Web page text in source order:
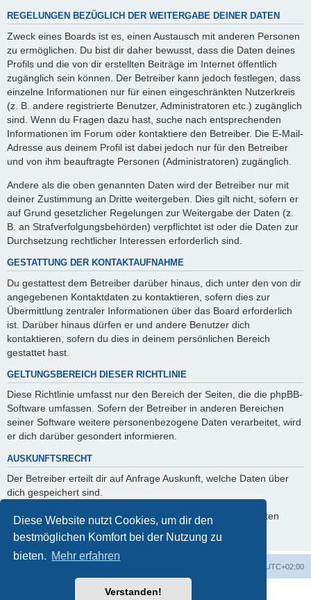
Diese Website nutzt Cookies, um dir den
bestmöglichen Komfort bei der Nutzung zu
bieten. Mehr erfahren
Verstanden!
REGELUNGEN BEZÜGLICH DER WEITERGABE DEINER DATEN
Zweck eines Boards ist es, einen Austausch mit anderen Personen
zu ermöglichen. Du bist dir daher bewusst, dass die Daten deines
Profils und die von dir erstellten Beiträge im Internet öffentlich
zugänglich sein können. Der Betreiber kann jedoch festlegen, dass
einzelne Informationen nur für einen eingeschränkten Nutzerkreis
(z. B. andere registrierte Benutzer, Administratoren etc.) zugänglich
sind. Wenn du Fragen dazu hast, suche nach entsprechenden
Informationen im Forum oder kontaktiere den Betreiber. Die E-Mail-
Adresse aus deinem Profil ist dabei jedoch nur für den Betreiber
und von ihm beauftragte Personen (Administratoren) zugänglich.
Andere als die oben genannten Daten wird der Betreiber nur mit
deiner Zustimmung an Dritte weitergeben. Dies gilt nicht, sofern er
auf Grund gesetzlicher Regelungen zur Weitergabe der Daten (z.
B. an Strafverfolgungsbehörden) verpflichtet ist oder die Daten zur
Durchsetzung rechtlicher Interessen erforderlich sind.
GESTATTUNG DER KONTAKTAUFNAHME
Du gestattest dem Betreiber darüber hinaus, dich unter den von dir
angegebenen Kontaktdaten zu kontaktieren, sofern dies zur
Übermittlung zentraler Informationen über das Board erforderlich
ist. Darüber hinaus dürfen er und andere Benutzer dich
kontaktieren, sofern du dies in deinem persönlichen Bereich
gestattet hast.
GELTUNGSBEREICH DIESER RICHTLINIE
Diese Richtlinie umfasst nur den Bereich der Seiten, die die phpBB-
Software umfassen. Sofern der Betreiber in anderen Bereichen
seiner Software weitere personenbezogene Daten verarbeitet, wird
er dich darüber gesondert informieren.
AUSKUNFTSRECHT
Der Betreiber erteilt dir auf Anfrage Auskunft, welche Daten über
dich gespeichert sind.
Du kannst jederzeit die Löschung bzw. Sperrung deiner Daten
verlangen. Kontaktiere hierzu bitte den Betreiber.
UTC+02:00
Powered byphpBB® Forum Software © phpBB Limited